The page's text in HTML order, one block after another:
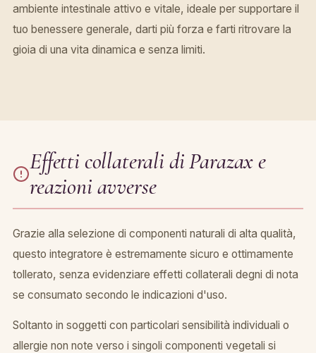
ambiente intestinale attivo e vitale, ideale per supportare il
tuo benessere generale, darti più forza e farti ritrovare la
gioia di una vita dinamica e senza limiti.
Effetti collaterali di Parazax e
reazioni avverse
Grazie alla selezione di componenti naturali di alta qualità,
questo integratore è estremamente sicuro e ottimamente
tollerato, senza evidenziare effetti collaterali degni di nota
se consumato secondo le indicazioni d'uso.
Soltanto in soggetti con particolari sensibilità individuali o
allergie non note verso i singoli componenti vegetali si